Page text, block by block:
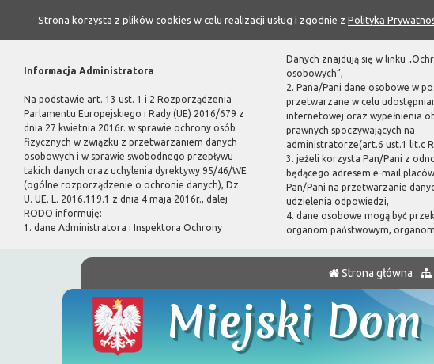
Strona korzysta z plików cookies w celu realizacji usług i zgodnie z Polityką
Informacja Administratora
Na podstawie art. 13 ust. 1 i 2 Rozporządzenia
Parlamentu Europejskiego i Rady (UE) 2016/679 z
dnia 27 kwietnia 2016r. w sprawie ochrony osób
fizycznych w związku z przetwarzaniem danych
osobowych i w sprawie swobodnego przepływu
takich danych oraz uchylenia dyrektywy 95/46/WE
(ogólne rozporządzenie o ochronie danych), Dz.
U. UE. L. 2016.119.1 z dnia 4 maja 2016r., dalej
RODO informuję:
1. dane Administratora i Inspektora Ochrony
Danych znajdują się w linku
osobowych”,
2. Pana/Pani dane osobowe w
przetwarzane w celu
internetowej oraz wypełnienia
prawnych spoczywających na
administratorze(art.6 ust.1 lit.c
3. jeżeli korzysta Pan/Pani z
będącego adresem e-mail
Pan/Pani na przetwarzanie
udzielenia odpowiedzi,
4. dane osobowe mogą być
organom państwowym,
Strona główna
Miejski